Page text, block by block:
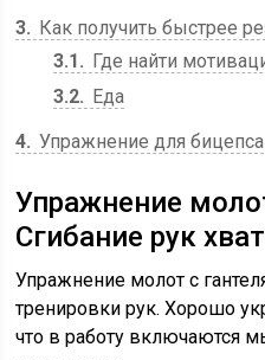
3
Как получить быстрее
3.1
Где найти
3.2
Еда
4 Упражнение для бицепса
Упражнение
Сгибание рук
Упражнение молот с
тренировки рук. Хорошо
что в работу включаются